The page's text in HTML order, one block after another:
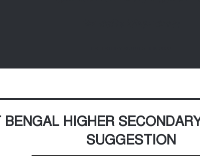
BENGAL HIGHER
SUGGESTION